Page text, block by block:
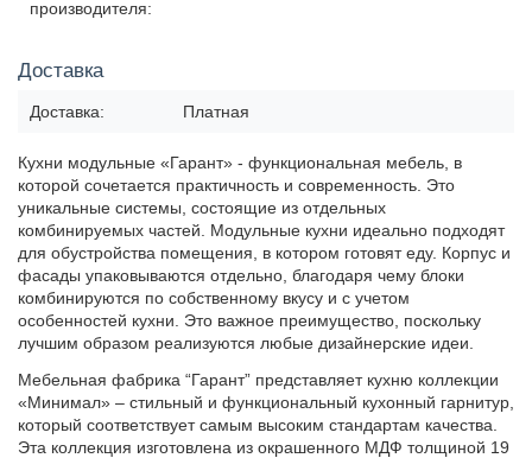
производителя:
Доставка
Доставка: Платная
Кухни модульные «Гарант» - функциональная мебель, в
которой сочетается практичность и современность. Это
уникальные системы, состоящие из отдельных
комбинируемых частей. Модульные кухни идеально подходят
для обустройства помещения, в котором готовят еду. Корпус и
фасады упаковываются отдельно, благодаря чему блоки
комбинируются по собственному вкусу и с учетом
особенностей кухни. Это важное преимущество, поскольку
лучшим образом реализуются любые дизайнерские идеи.
Мебельная фабрика “Гарант” представляет кухню коллекции
«Минимал» – стильный и функциональный кухонный гарнитур,
который соответствует самым высоким стандартам качества.
Эта коллекция изготовлена из окрашенного МДФ толщиной 19